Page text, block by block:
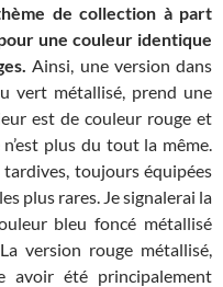
de collection à part
une couleur identique
Ainsi, une version dans
vert métallisé, prend une
est de couleur rouge et
plus du tout la même.
toujours équipées
plus rares. Je signalerai la
bleu foncé métallisé
version rouge métallisé,
avoir été principalement